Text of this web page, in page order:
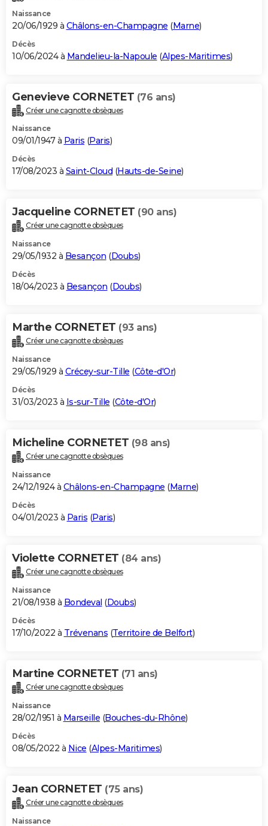
Naissance
20/06/1929 à Châlons-en-Champagne (Marne)
Décès
10/06/2024 à Mandelieu-la-Napoule (Alpes-Maritimes)
Genevieve CORNETET (76 ans)
Créer une cagnotte obsèques
Naissance
09/01/1947 à Paris (Paris)
Décès
17/08/2023 à Saint-Cloud (Hauts-de-Seine)
Jacqueline CORNETET (90 ans)
Créer une cagnotte obsèques
Naissance
29/05/1932 à Besançon (Doubs)
Décès
18/04/2023 à Besançon (Doubs)
Marthe CORNETET (93 ans)
Créer une cagnotte obsèques
Naissance
29/05/1929 à Crécey-sur-Tille (Côte-d'Or)
Décès
31/03/2023 à Is-sur-Tille (Côte-d'Or)
Micheline CORNETET (98 ans)
Créer une cagnotte obsèques
Naissance
24/12/1924 à Châlons-en-Champagne (Marne)
Décès
04/01/2023 à Paris (Paris)
Violette CORNETET (84 ans)
Créer une cagnotte obsèques
Naissance
21/08/1938 à Bondeval (Doubs)
Décès
17/10/2022 à Trévenans (Territoire de Belfort)
Martine CORNETET (71 ans)
Créer une cagnotte obsèques
Naissance
28/02/1951 à Marseille (Bouches-du-Rhône)
Décès
08/05/2022 à Nice (Alpes-Maritimes)
Jean CORNETET (75 ans)
Créer une cagnotte obsèques
Naissance